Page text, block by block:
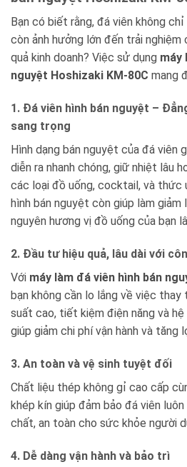
Bạn có biết rằng, đá viên không
còn ảnh hưởng lớn đến trải nghiệm
quả kinh doanh? Việc sử dụng máy
nguyệt Hoshizaki KM-80C mang
1. Đá viên hình bán nguyệt –
sang trọng
Hình dạng bán nguyệt của đá viên
diễn ra nhanh chóng, giữ nhiệt lâu
các loại đồ uống, cocktail, và thức
hình bán nguyệt còn giúp làm
nguyên hương vị đồ uống của bạn
2. Đầu tư hiệu quả, lâu dài với
Với máy làm đá viên hình bán
bạn không cần lo lắng về việc thay
suất cao, tiết kiệm điện năng và
giúp giảm chi phí vận hành và tăng
3. An toàn và vệ sinh tuyệt đối
Chất liệu thép không gỉ cao cấp
khép kín giúp đảm bảo đá viên
chất, an toàn cho sức khỏe người
4. Dễ dàng vận hành và bảo trì